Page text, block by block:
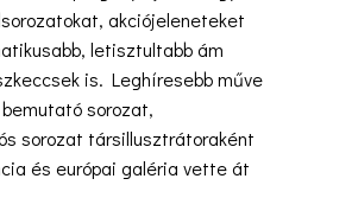
akciójeleneteket
letisztultabb ám
is. Leghíresebb műve
sorozat,
sorozat társillusztrátoraként
és európai galéria vette át